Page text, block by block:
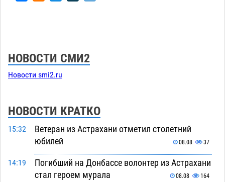
НОВОСТИ СМИ2
Новости smi2.ru
НОВОСТИ КРАТКО
15:32
Ветеран из Астрахани отметил столетний
юбилей
08.08 37
14:19
Погибший на Донбассе волонтер из Астрахани
стал героем мурала
08.08 164